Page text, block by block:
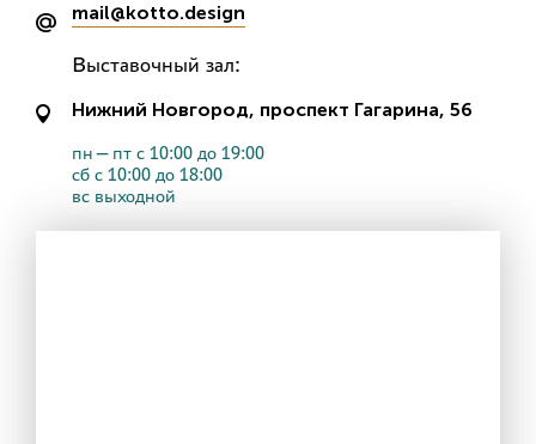
mail@kotto.design
Выставочный зал:
Нижний Новгород, проспект Гагарина, 56
пн—пт с 10:00 до 19:00
сб с 10:00 до 18:00
вс выходной